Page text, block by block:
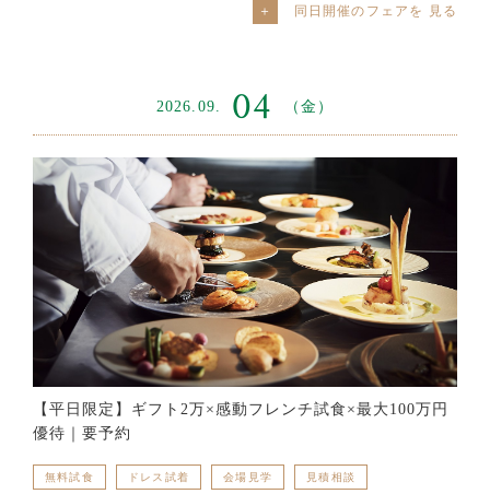
同日開催のフェアを
2026.09. 04 （金）
【平日限定】ギフト2万×感動フレンチ試食×最大100万円
優待｜要予約
無料試食 ドレス試着 会場見学 見積相談